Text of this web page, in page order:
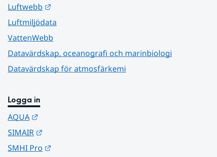
Luftwebb
Luftmiljödata
VattenWebb
Datavärdskap, oceanografi och marinbiologi
Datavärdskap för atmosfärkemi
Logga in
AQUA
SIMAIR
SMHI Pro